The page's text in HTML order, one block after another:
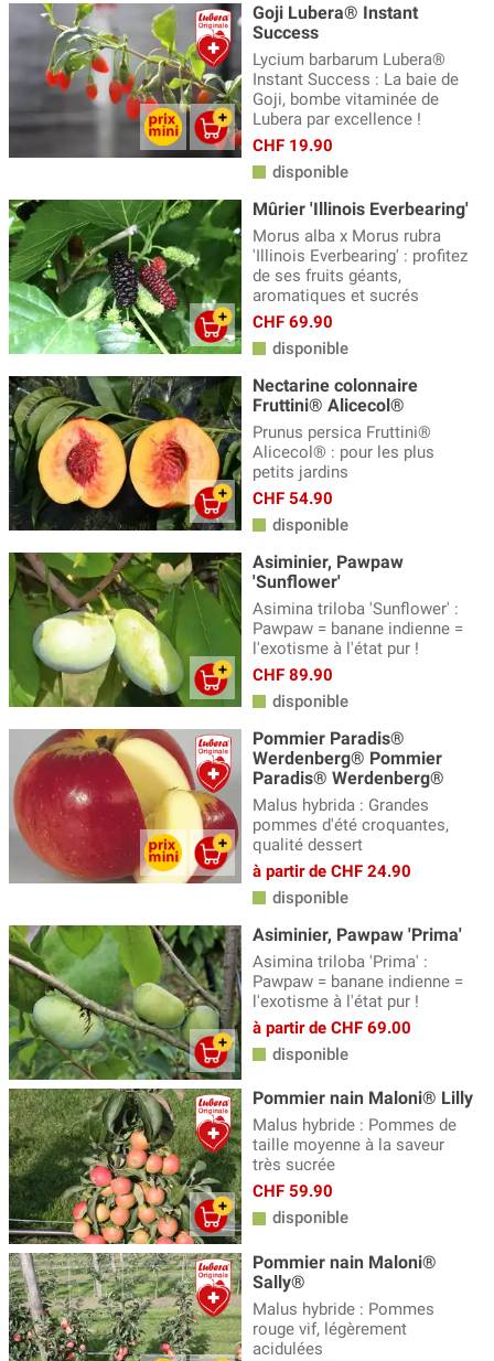
Goji Lubera® Instant
Success
Lycium barbarum Lubera®
Instant Success : La baie de
Goji, bombe vitaminée de
Lubera par excellence !
CHF 19.90
disponible
Mûrier 'Illinois Everbearing'
Morus alba x Morus rubra
'Illinois Everbearing' : profitez
de ses fruits géants,
aromatiques et sucrés
CHF 69.90
disponible
Nectarine colonnaire
Fruttini® Alicecol®
Prunus persica Fruttini®
Alicecol® : pour les plus
petits jardins
CHF 54.90
disponible
Asiminier, Pawpaw
'Sunflower'
Asimina triloba 'Sunflower' :
Pawpaw = banane indienne =
l'exotisme à l'état pur !
CHF 89.90
disponible
Pommier Paradis®
Werdenberg® Pommier
Paradis® Werdenberg®
Malus hybrida : Grandes
pommes d'été croquantes,
qualité dessert
à partir de CHF 24.90
disponible
Asiminier, Pawpaw 'Prima'
Asimina triloba 'Prima' :
Pawpaw = banane indienne =
l'exotisme à l'état pur !
à partir de CHF 69.00
disponible
Pommier nain Maloni® Lilly
Malus hybride : Pommes de
taille moyenne à la saveur
très sucrée
CHF 59.90
disponible
Pommier nain Maloni®
Sally®
Malus hybride : Pommes
rouge vif, légèrement
acidulées